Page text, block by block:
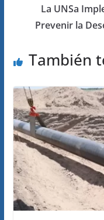
La UNSa
Prevenir la
También